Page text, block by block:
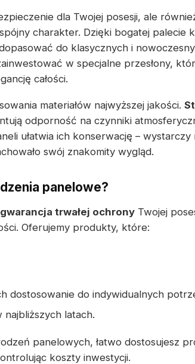
dla Twojej posesji, ale
charakter. Dzięki bogatej palecie
do klasycznych i
w specjalne przesłony,
całości.
materiałów najwyższej jakości.
odporność na czynniki
ułatwia ich konserwację –
swój znakomity wygląd.
panelowe?
gwarancja trwałej ochrony Twojej
Oferujemy produkty, które:
dostosowanie do indywidualnych
latach.
panelowych, łatwo dostosujesz
koszty inwestycji.